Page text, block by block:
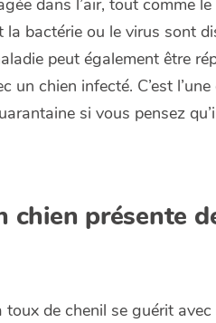
dans l’air, tout comme
bactérie ou le virus sont
peut également être
un chien infecté. C’est
si vous pensez
chien présente
de chenil se guérit